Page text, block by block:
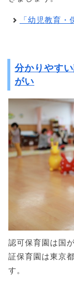
「幼児教育
分かりやす
がい
認可保育園は国
証保育園は東京
す。